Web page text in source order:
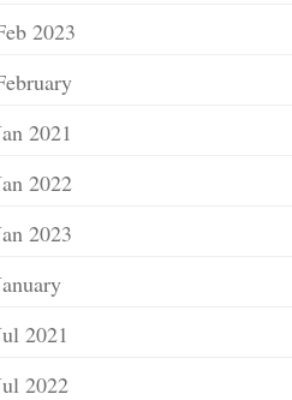
2023
2021
2022
2023
2021
2022